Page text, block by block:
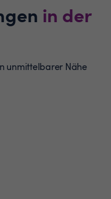
in der
unmittelbarer Nähe